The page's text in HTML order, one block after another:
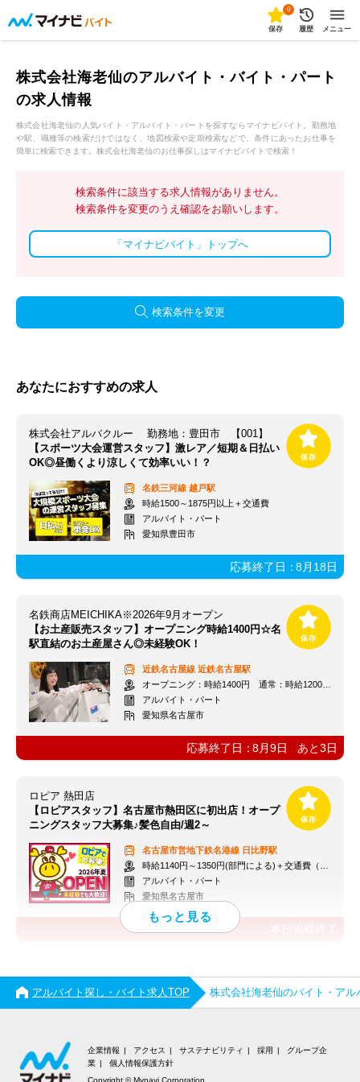
0
保存 履歴 メニュー
株式会社海老仙のアルバイト・バイト・パート
の求人情報
株式会社海老仙の人気バイト・アルバイト・パートを探すならマイナビバイト。勤務地
や駅、職種等の検索だけではなく、地図検索や定期検索などで、条件にあったお仕事を
簡単に検索できます。株式会社海老仙のお仕事探しはマイナビバイトで検索！
検索条件に該当する求人情報がありません。
検索条件を変更のうえ確認をお願いします。
「マイナビバイト」トップへ
検索条件を変更
あなたにおすすめの求人
株式会社アルバクルー 勤務地：豊田市 【001】
【スポーツ大会運営スタッフ】激レア／短期＆日払い
OK◎昼働くより涼しくて効率いい！？
名鉄三河線 越戸駅
時給1500～1875円以上＋交通費
アルバイト・パート
愛知県豊田市
応募終了日：8月18日
名鉄商店MEICHIKA※2026年9月オープン
【お土産販売スタッフ】オープニング時給1400円☆名
駅直結のお土産屋さん◎未経験OK！
近鉄名古屋線 近鉄名古屋駅
オープニング：時給1400円 通常：時給1200円～＋交通費全額支給
アルバイト・パート
愛知県名古屋市
応募終了日：8月9日 あと3日
ロピア 熱田店
【ロピアスタッフ】名古屋市熱田区に初出店！オープ
ニングスタッフ大募集♪髪色自由/週2～
名古屋市営地下鉄名港線 日比野駅
時給1140円～1350円(部門による)＋交通費（社内規定）
アルバイト・パート
愛知県名古屋市
アルバイト探し・バイト求人TOP 株式会社海老仙のバイト・アル
企業情報 アクセス サステナビリティ 採用
グループ企
業
個人情報保護方針
Copyright © Mynavi Corporation